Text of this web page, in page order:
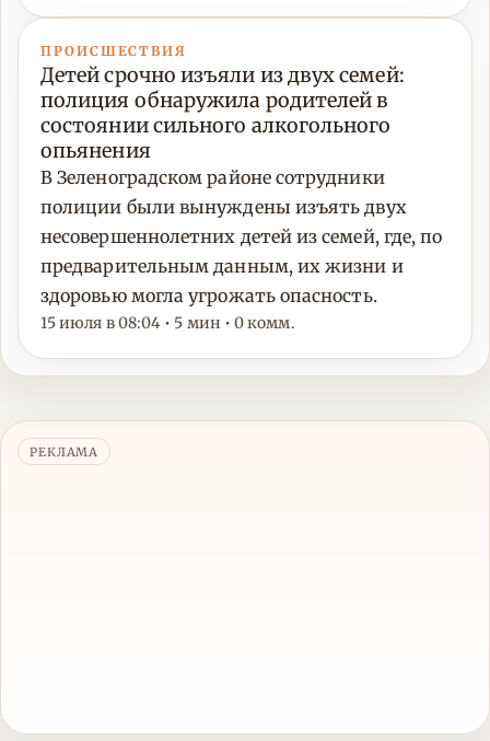
ПРОИСШЕСТВИЯ
Детей срочно изъяли из двух семей:
полиция обнаружила родителей в
состоянии сильного алкогольного
опьянения
В Зеленоградском районе сотрудники
полиции были вынуждены изъять двух
несовершеннолетних детей из семей, где, по
предварительным данным, их жизни и
здоровью могла угрожать опасность.
15 июля в 08:04 • 5 мин • 0 комм.
РЕКЛАМА